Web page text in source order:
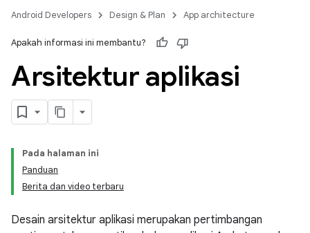
Android Developers Design & Plan App architecture
Apakah informasi ini membantu?
Arsitektur aplikasi
Pada halaman ini
Panduan
Berita dan video terbaru
Desain arsitektur aplikasi merupakan pertimbangan